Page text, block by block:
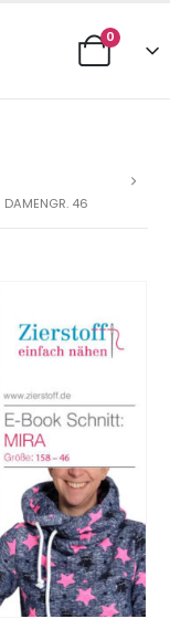
0
DAMENGR. 46